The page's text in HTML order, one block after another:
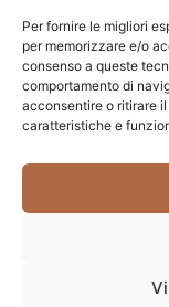
Per fornire le migliori
per memorizzare e/o
consenso a queste
comportamento di
acconsentire o ritirare
caratteristiche e
informazioni.
Carpediem di